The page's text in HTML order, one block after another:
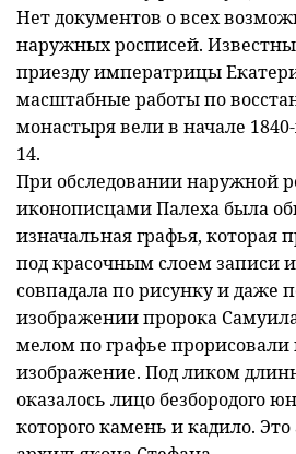
Нет документов о всех
наружных росписей.
приезду императрицы
масштабные работы по
монастыря вели в начале
14.
При обследовании наружной
иконописцами Палеха была
изначальная графья, которая
под красочным слоем записи
совпадала по рисунку и даже
изображении пророка
мелом по графье прорисовали
изображение. Под ликом
оказалось лицо безбородого
которого камень и кадило.